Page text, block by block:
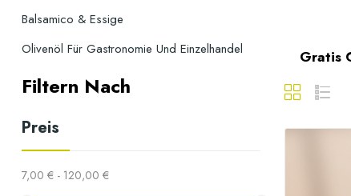
Balsamico & Essige
Olivenöl Für Gastronomie Und Einzelhandel
Filtern Nach
Preis
7,00 € - 120,00 €
Gratis